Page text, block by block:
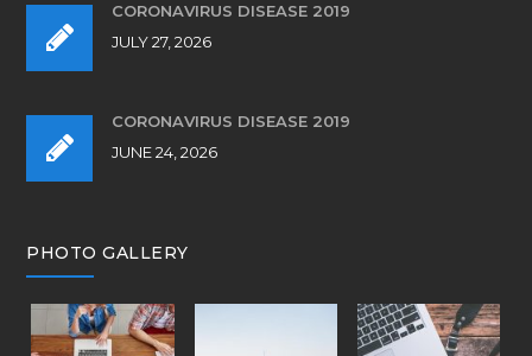
CORONAVIRUS DISEASE 2019
JULY 27, 2026
CORONAVIRUS DISEASE 2019
JUNE 24, 2026
PHOTO GALLERY